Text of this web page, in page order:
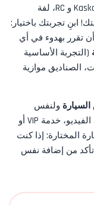
قصيرة مع طيار خبير، شهادة مشاركة، تأمين Kasko و RC، لفة
ابنِ تجربتك باختيار:
تقرر بهدوء في أي
(التجربة الأساسية
الصناديق موازية
ولنفس
تسجيل الفيديو، خدمة VIP أو
المختارة: إذا كنت
من إضافة نفس